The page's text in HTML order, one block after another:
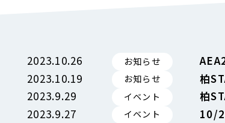
2023.10.26 お知らせ
2023.10.19
お知らせ
柏
2023.9.29
イベント
柏
2023.9.27
イベント
10/